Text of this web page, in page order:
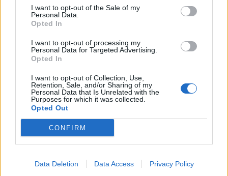
I want to opt-out of the Sale of my
Personal Data.
Opted In
I want to opt-out of processing my
Personal Data for Targeted Advertising.
Opted In
I want to opt-out of Collection, Use,
Retention, Sale, and/or Sharing of my
Personal Data that Is Unrelated with the
Purposes for which it was collected.
Opted Out
CONFIRM
Data Deletion Data Access Privacy Policy
Příbram znovu jedná s ŘSD
o protihlukových opatřeních
V Březnici bude vystavovat
SOUVISEJÍCÍ ČLÁNKY
VÍCE OD AUTORA
Kam na výlet se psem? Střední Čechy
nabízejí hrady, skanzeny i osvěžení
v přírodě